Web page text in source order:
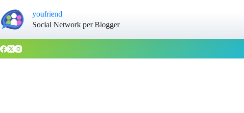
youfriend
Social Network per Blogger